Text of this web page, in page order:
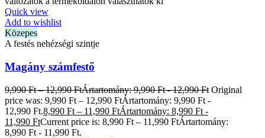
Quick view
Add to wishlist
Közepes
A festés nehézségi szintje
Magány számfestő
9,990Ft – 12,990FtÁrtartomány: 9,990 Ft - 12,990 Ft Original
price was: 9,990 Ft – 12,990 FtÁrtartomány: 9,990 Ft -
12,990 Ft.8,990 Ft – 11,990 FtÁrtartomány: 8,990 Ft -
11,990 FtCurrent price is: 8,990 Ft – 11,990 FtÁrtartomány:
8,990 Ft - 11,990 Ft.